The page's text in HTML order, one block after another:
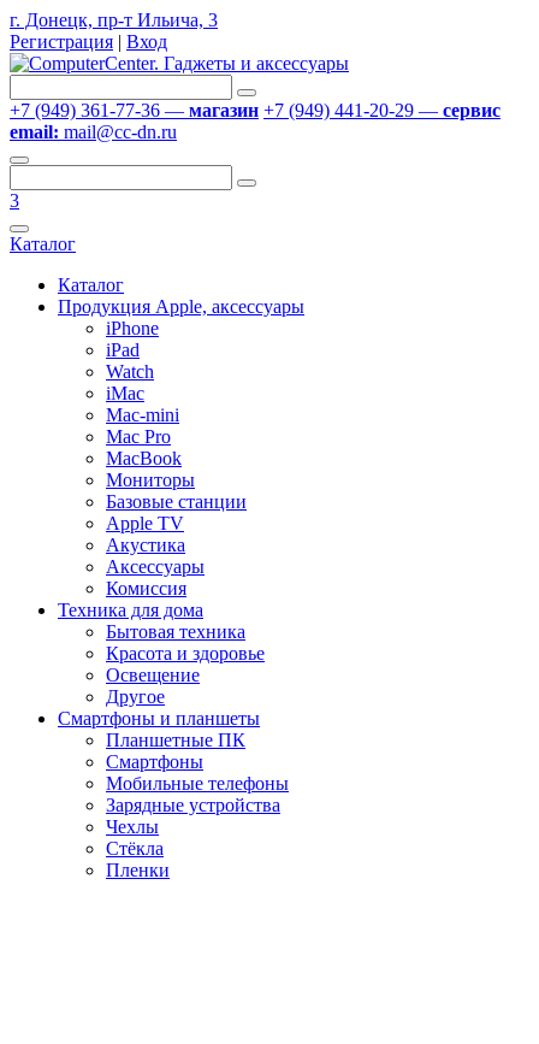
г. Донецк, пр-т Ильича, 3
Регистрация | Вход
+7 (949) 361-77-36 — магазин +7 (949) 441-20-29 — сервис
email: mail@cc-dn.ru
3
Каталог
Каталог
Продукция Apple, аксессуары
iPhone
iPad
Watch
iMac
Mac-mini
Mac Pro
MacBook
Мониторы
Базовые станции
Apple TV
Акустика
Аксессуары
Комиссия
Техника для дома
Бытовая техника
Красота и здоровье
Освещение
Другое
Смартфоны и планшеты
Планшетные ПК
Смартфоны
Мобильные телефоны
Зарядные устройства
Чехлы
Стёкла
Пленки